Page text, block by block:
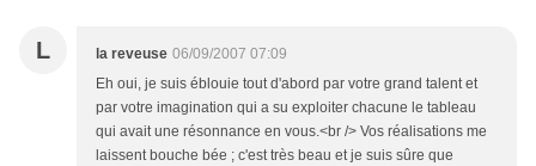
L la reveuse 06/09/2007 07:09
Eh oui, je suis éblouie tout d'abord par votre grand talent et
par votre imagination qui a su exploiter chacune le tableau
qui avait une résonnance en vous.<br /> Vos réalisations me
laissent bouche bée ; c'est très beau et je suis sûre que